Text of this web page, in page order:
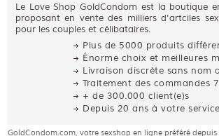
Le Love Shop GoldCondom est la boutique
proposant en vente des milliers d'artciles
pour les couples et célibataires.
Plus de 5000 produits
Énorme choix et meilleures
Livraison discrète sans nom
Traitement des commandes
+ de 300.000 client(e)s
Depuis 20 ans à votre
GoldCondom.com, votre sexshop en ligne préféré depuis